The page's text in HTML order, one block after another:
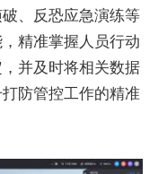
、反恐应急演练等
精准掌握人员行动
并及时将相关数据
防管控工作的精准